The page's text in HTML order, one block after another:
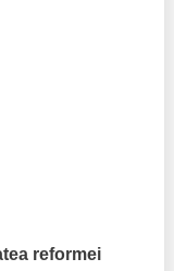
reformei